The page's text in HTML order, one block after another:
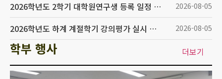
2026학년도 2학기 대학원연구생 등록 일정 알림 2026-08-05
2026학년도 하계 계절학기 강의평가 실시 안내 2026-08-05
학부 행사 더보기